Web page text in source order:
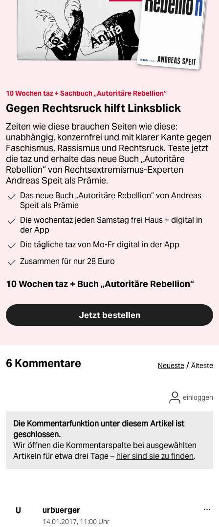
10 Wochen taz + Sachbuch „Autoritäre Rebellion“
Gegen Rechtsruck hilft Linksblick
Zeiten wie diese brauchen Seiten wie diese:
unabhängig, konzernfrei und mit klarer Kante gegen
Faschismus, Rassismus und Rechtsruck. Teste jetzt
die taz und erhalte das neue Buch „Autoritäre
Rebellion“ von Rechtsextremismus-Experten
Andreas Speit als Prämie.
Das neue Buch „Autoritäre Rebellion“ von Andreas
Speit als Prämie
Die wochentaz jeden Samstag frei Haus + digital in
der App
Die tägliche taz von Mo-Fr digital in der App
Zusammen für nur 28 Euro
10 Wochen taz + Buch „Autoritäre Rebellion“
Jetzt bestellen
6 Kommentare Neueste / Älteste
Die Kommentarfunktion unter diesem Artikel ist
geschlossen.
Wir öffnen die Kommentarspalte bei ausgewählten
Artikeln für etwa drei Tage – hier sind sie zu finden.
einloggen
U urbuerger
14.01.2017, 11:00 Uhr